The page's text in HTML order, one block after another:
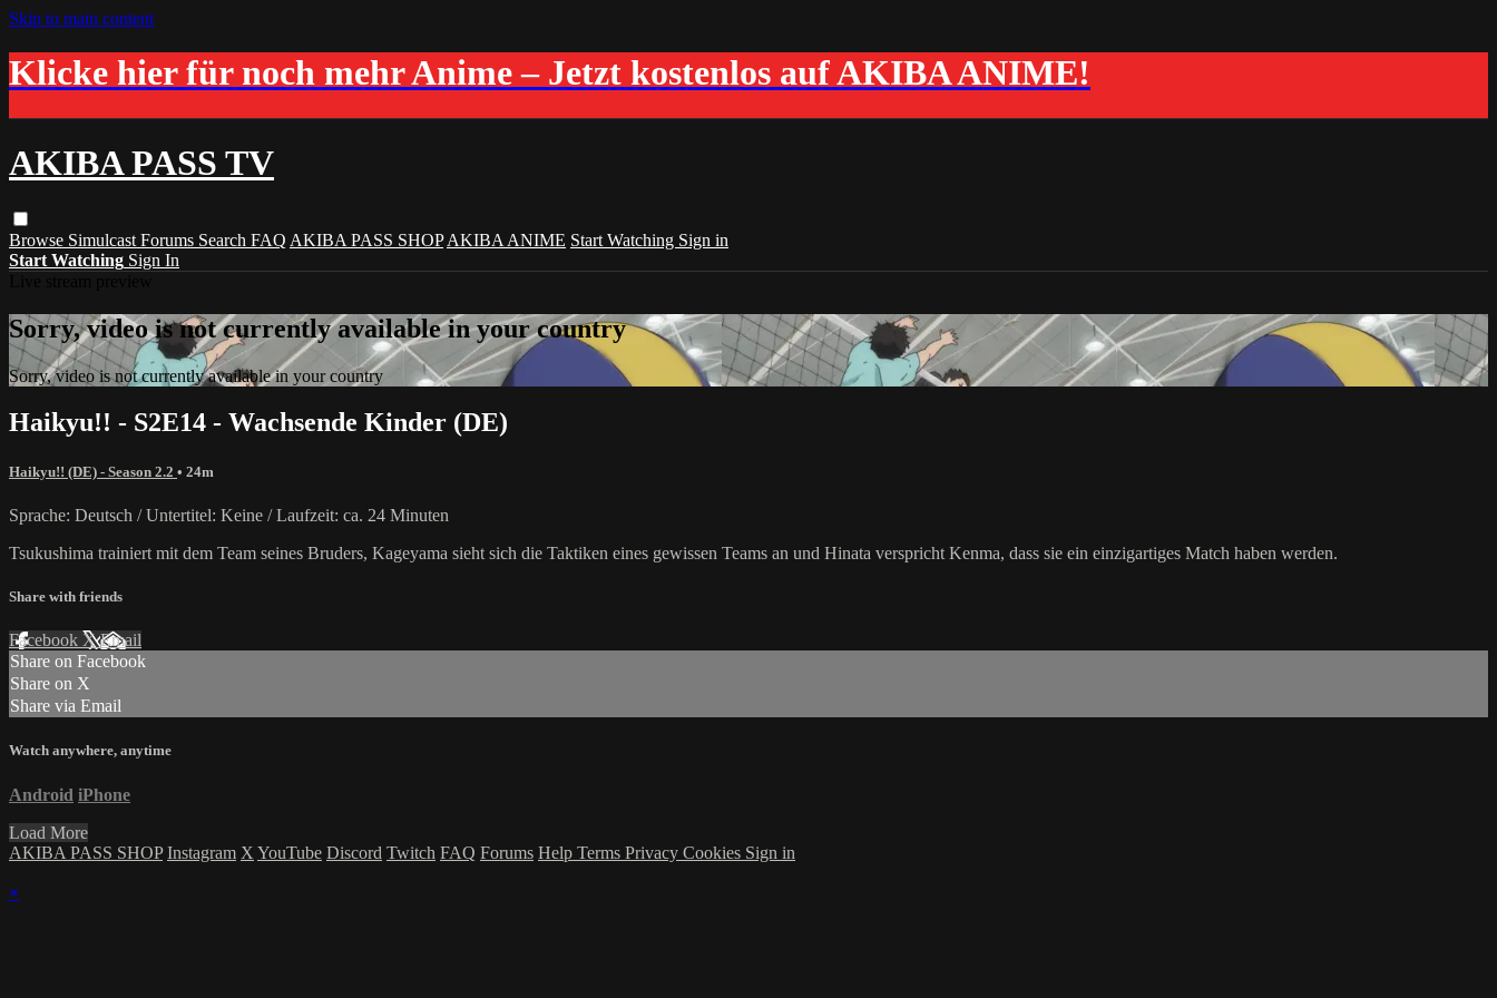
Skip to main content
Klicke hier für noch mehr Anime – Jetzt kostenlos auf AKIBA ANIME!
AKIBA PASS TV
Browse Simulcast Forums Search FAQ AKIBA PASS SHOP AKIBA ANIME Start Watching Sign in
Start Watching Sign In
Sorry, video is not currently available in your country
Sorry, video is not currently available in your country
Haikyu!! - S2E14 - Wachsende Kinder (DE)
Haikyu!! (DE) - Season 2.2 • 24m
Sprache: Deutsch / Untertitel: Keine / Laufzeit: ca. 24 Minuten
Tsukushima trainiert mit dem Team seines Bruders, Kageyama sieht sich die Taktiken eines gewissen Teams an und Hinata verspricht Kenma, dass sie ein einzigartiges Match haben werden.
Share with friends
Facebook XEmail
Share on Facebook
Share on X
Share via Email
Watch anywhere, anytime
Android iPhone
Load More
AKIBA PASS SHOP Instagram X YouTube Discord Twitch FAQ Forums Help Terms Privacy Cookies Sign in
×